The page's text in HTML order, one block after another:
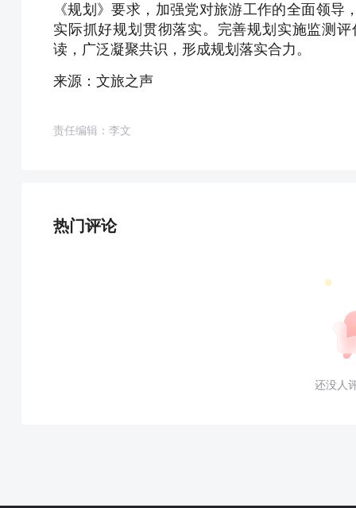
《规划》要求，加强党对旅游工作的全面领
实际抓好规划贯彻落实。完善规划实施监测
读，广泛凝聚共识，形成规划落实合力。
来源：文旅之声
责任编辑：李文
热门评论
还没人